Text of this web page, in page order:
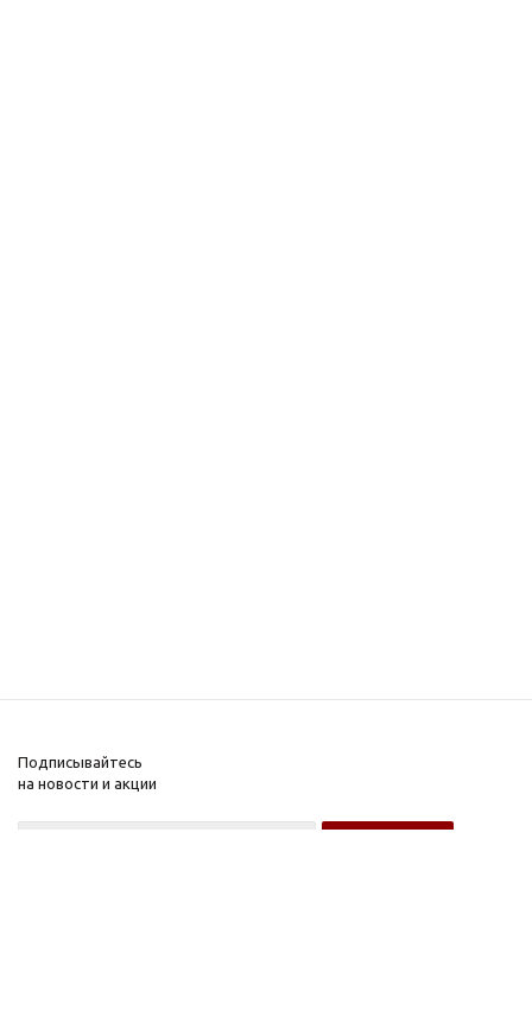
Подписывайтесь
на новости и акции